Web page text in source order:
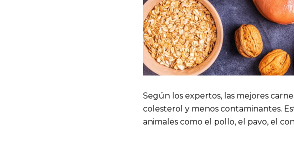
Según los expertos, las mejores
colesterol y menos contaminantes.
animales como el pollo, el pavo, el